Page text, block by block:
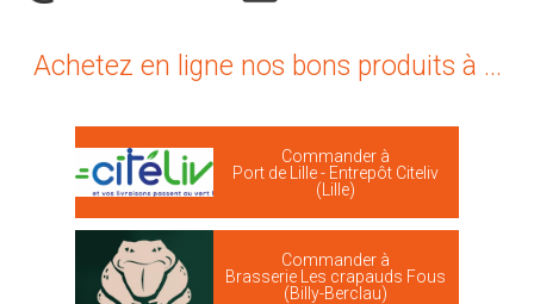
Achetez en ligne nos bons produits à ...
Commander à
Port de Lille - Entrepôt Citeliv
(Lille)
Commander à
Brasserie Les crapauds Fous
(Billy-Berclau)